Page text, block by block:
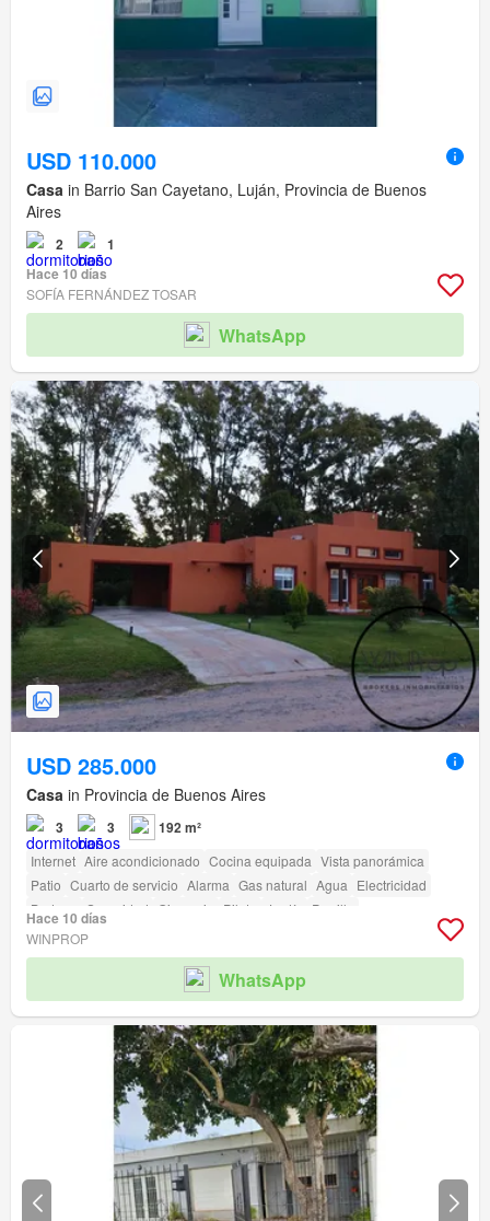
USD 110.000
Casa in Barrio San Cayetano, Luján, Provincia de Buenos
Aires
2
1
Hace 10 días
SOFÍA FERNÁNDEZ TOSAR
WhatsApp
USD 285.000
Casa in Provincia de Buenos Aires
3 3 192 m²
Internet Aire acondicionado Cocina equipada Vista panorámica
Patio Cuarto de servicio Alarma Gas natural Agua Electricidad
Bodega
Seguridad Gimnasio Pileta Jardín
Parrilla
Acceso para personas con discapacidad
Hace 10 días
WINPROP
WhatsApp